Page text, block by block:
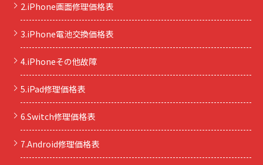
2.iPhone画面修理価格表
3.iPhone電池交換価格表
4.iPhoneその他故障
5.iPad修理価格表
6.Switch修理価格表
7.Android修理価格表